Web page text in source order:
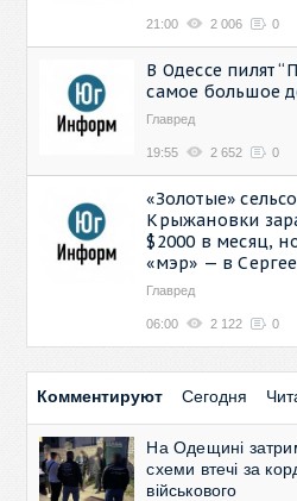
21:00 2 006 0
В Одессе пилят
самое большое
Главред
19:55 2 652 0
«Золотые»
Крыжановки
$2000 в месяц,
«мэр» — в
Главред
06:00 2 122 0
Комментируют Сегодня
На Одещині
схеми втечі за
військового